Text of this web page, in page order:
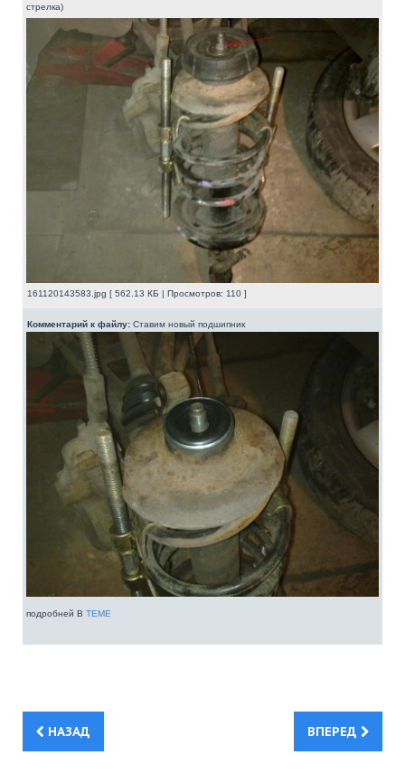
стрелка)
161120143583.jpg [ 562.13 КБ | Просмотров: 110 ]
Комментарий к файлу: Ставим новый подшипник
подробней В ТЕМЕ
НАЗАД ВПЕРЕД